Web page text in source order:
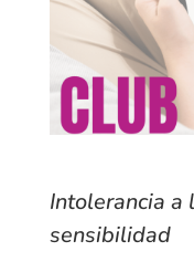
Intolerancia a
sensibilidad